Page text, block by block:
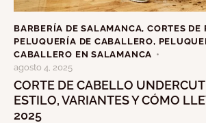
BARBERÍA DE SALAMANCA, CORTES DE
PELUQUERÍA DE CABALLERO,
CABALLERO EN SALAMANCA
agosto 4, 2025
CORTE DE CABELLO
ESTILO, VARIANTES Y CÓMO
2025